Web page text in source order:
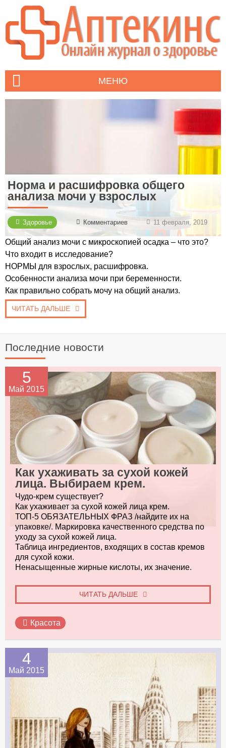
МЕНЮ
Норма и расшифровка общего
анализа мочи у взрослых
Здоровье Комментариев 11 февраля, 2019
Общий анализ мочи с микроскопией осадка – что это?
Что входит в исследование?
НОРМЫ для взрослых, расшифровка.
Особенности анализа мочи при беременности.
Как правильно собрать мочу на общий анализ.
ЧИТАТЬ ДАЛЬШЕ
Последние новости
5
Май 2015
Как ухаживать за сухой кожей
лица. Выбираем крем.
Чудо-крем существует?
Как ухаживает за сухой кожей лица крем.
ТОП-5 ОБЯЗАТЕЛЬНЫХ ФРАЗ /найдите их на
упаковке/. Маркировка качественного средства по
уходу за сухой кожей лица.
Таблица ингредиентов, входящих в состав кремов
для сухой кожи.
Ненасыщенные жирные кислоты, их значение.
ЧИТАТЬ ДАЛЬШЕ
Красота
4
Май 2015